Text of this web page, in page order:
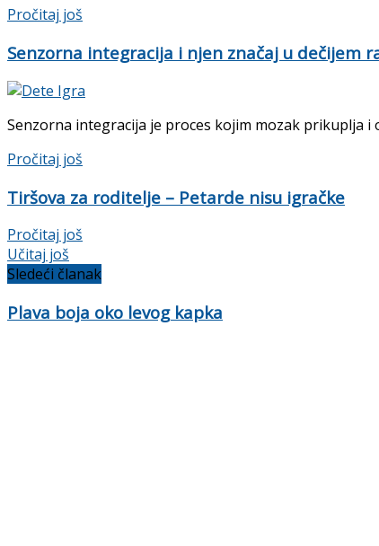
Pročitaj još
Senzorna integracija i njen značaj u dečijem
Senzorna integracija je proces kojim mozak prikuplja i
Pročitaj još
Tiršova za roditelje – Petarde nisu igračke
Pročitaj još
Učitaj još
Sledeći članak
Plava boja oko levog kapka